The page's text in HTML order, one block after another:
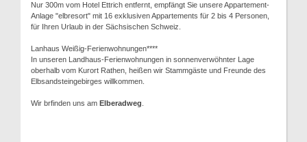
Nur 300m vom Hotel Ettrich entfernt, empfängt Sie unsere Appartement-
Anlage "elbresort" mit 16 exklusiven Appartements für 2 bis 4 Personen,
für Ihren Urlaub in der Sächsischen Schweiz.
Lanhaus Weißig-Ferienwohnungen****
In unseren Landhaus-Ferienwohnungen in sonnenverwöhnter Lage
oberhalb vom Kurort Rathen, heißen wir Stammgäste und Freunde des
Elbsandsteingebirges willkommen.
Wir brfinden uns am Elberadweg